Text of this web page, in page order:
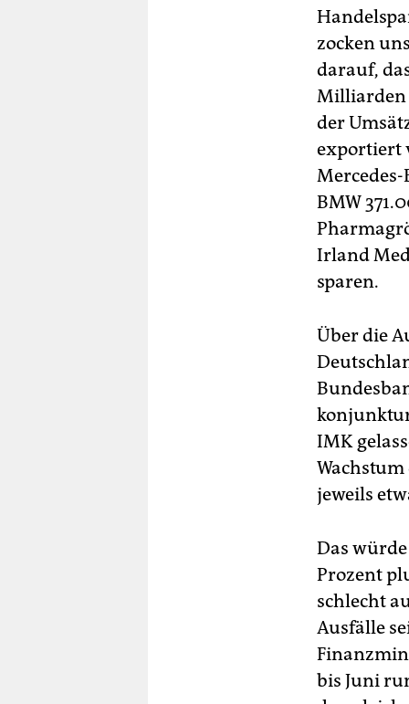
zocken
darauf,
Milliarden
der
exportiert
BMW
Irland
sparen.
Über die
IMK
jeweils
Das
Prozent
schlecht
Ausfälle
bis Juni